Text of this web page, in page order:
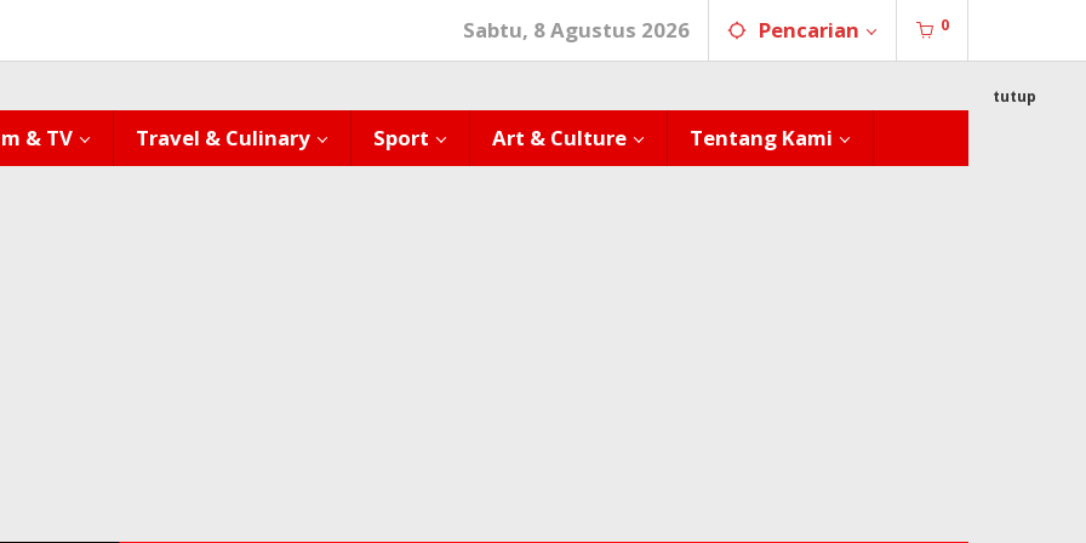
Sabtu, 8 Agustus 2026 Pencarian 0
& TV Travel & Culinary Sport Art & Culture Tentang Kami
tutup